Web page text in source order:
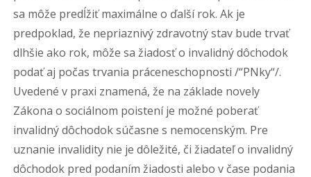
sa môže predĺžiť maximálne o ďalší rok. Ak je
predpoklad, že nepriaznivý zdravotný stav bude trvať
dlhšie ako rok, môže sa žiadosť o invalidný dôchodok
podať aj počas trvania práceneschopnosti /“PNky“/.
Uvedené v praxi znamená, že na základe novely
Zákona o sociálnom poistení je možné poberať
invalidný dôchodok súčasne s nemocenským. Pre
uznanie invalidity nie je dôležité, či žiadateľ o invalidný
dôchodok pred podaním žiadosti alebo v čase podania